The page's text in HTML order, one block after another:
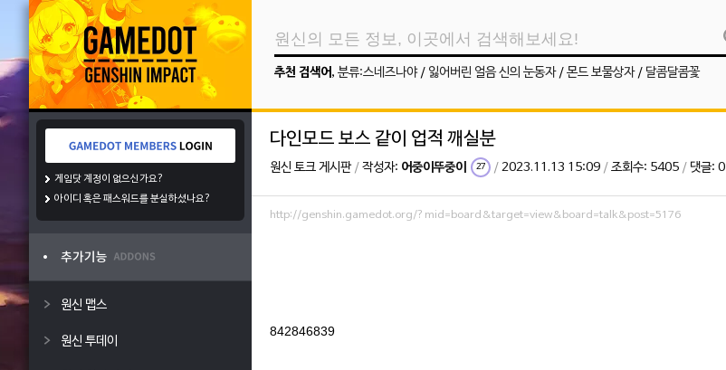
게임닷 계정이 없으신가요?
아이디 혹은 패스워드를 분실하셨나요?
원신 맵스
원신 투데이
추천 검색어 , 분류:스네즈나야/ 잃어버린 얼음 신의 눈동자/ 몬드 보물상자/ 달콤달콤꽃
다인모드 보스 같이 업적 깨실분
원신 토크 게시판/ 작성자: 어중이뚜중이 27 / 2023.11.13 15:09 / 조회수: 5405 / 댓글: 0
http://genshin.gamedot.org/?mid=board&target=view&board=talk&post=5176
842846839